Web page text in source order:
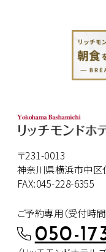
〒231-0013
神奈川県横浜市中区
FAX:045-228-6355
ご予約専用（受付時
050-